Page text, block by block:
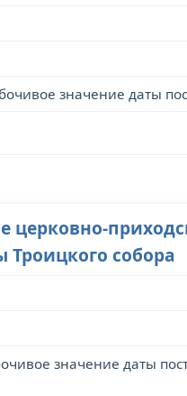
значение даты
церковно-
собора
значение даты